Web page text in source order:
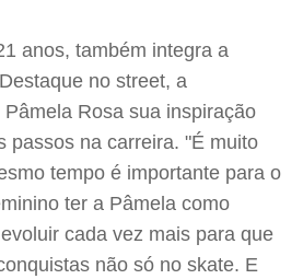
anos, também integra a
no street, a
Rosa sua inspiração
passos na carreira. "É muito
tempo é importante para o
ter a Pâmela como
cada vez mais para que
não só no skate. E